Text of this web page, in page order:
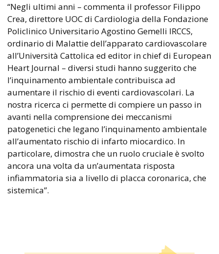
“Negli ultimi anni – commenta il professor Filippo
Crea, direttore UOC di Cardiologia della Fondazione
Policlinico Universitario Agostino Gemelli IRCCS,
ordinario di Malattie dell’apparato cardiovascolare
all’Università Cattolica ed editor in chief di European
Heart Journal – diversi studi hanno suggerito che
l’inquinamento ambientale contribuisca ad
aumentare il rischio di eventi cardiovascolari. La
nostra ricerca ci permette di compiere un passo in
avanti nella comprensione dei meccanismi
patogenetici che legano l’inquinamento ambientale
all’aumentato rischio di infarto miocardico. In
particolare, dimostra che un ruolo cruciale è svolto
ancora una volta da un’aumentata risposta
infiammatoria sia a livello di placca coronarica, che
sistemica”.